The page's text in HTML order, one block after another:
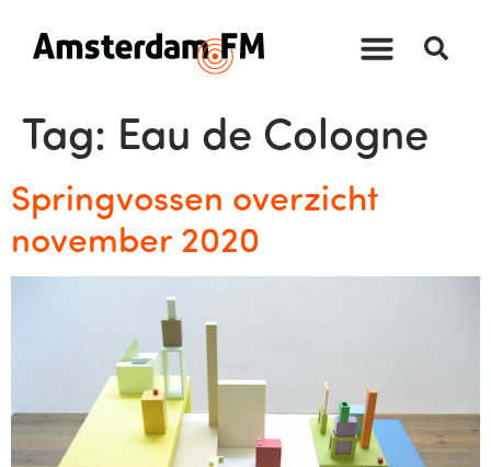
Tag: Eau de Cologne
Springvossen overzicht
november 2020